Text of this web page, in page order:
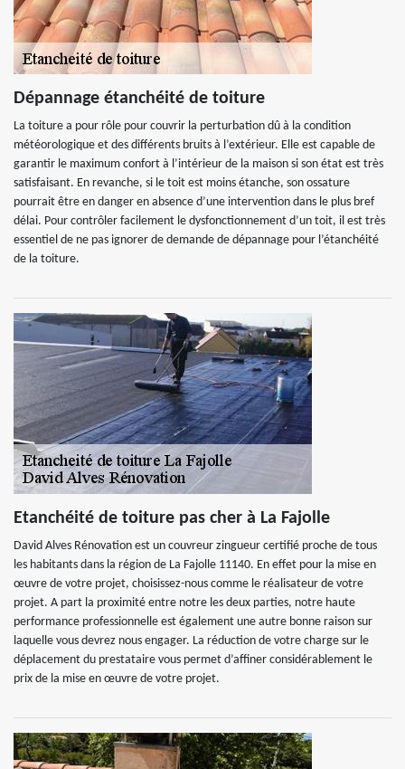
Dépannage étanchéité de toiture
La toiture a pour rôle pour couvrir la perturbation dû à la condition
météorologique et des différents bruits à l’extérieur. Elle est capable de
garantir le maximum confort à l’intérieur de la maison si son état est très
satisfaisant. En revanche, si le toit est moins étanche, son ossature
pourrait être en danger en absence d’une intervention dans le plus bref
délai. Pour contrôler facilement le dysfonctionnement d’un toit, il est très
essentiel de ne pas ignorer de demande de dépannage pour l’étanchéité
de la toiture.
Etanchéité de toiture pas cher à La Fajolle
David Alves Rénovation est un couvreur zingueur certifié proche de tous
les habitants dans la région de La Fajolle 11140. En effet pour la mise en
œuvre de votre projet, choisissez-nous comme le réalisateur de votre
projet. A part la proximité entre notre les deux parties, notre haute
performance professionnelle est également une autre bonne raison sur
laquelle vous devrez nous engager. La réduction de votre charge sur le
déplacement du prestataire vous permet d’affiner considérablement le
prix de la mise en œuvre de votre projet.